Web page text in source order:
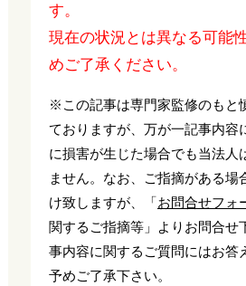
す。
現在の状況とは異なる可能
めご了承ください。
※この記事は専門家監修のもと
ておりますが、万が一記事内容
に損害が生じた場合でも当法人
ません。なお、ご指摘がある場
け致しますが、「お問合せフォ
関するご指摘等」よりお問合せ
事内容に関するご質問にはお答
予めご了承下さい。